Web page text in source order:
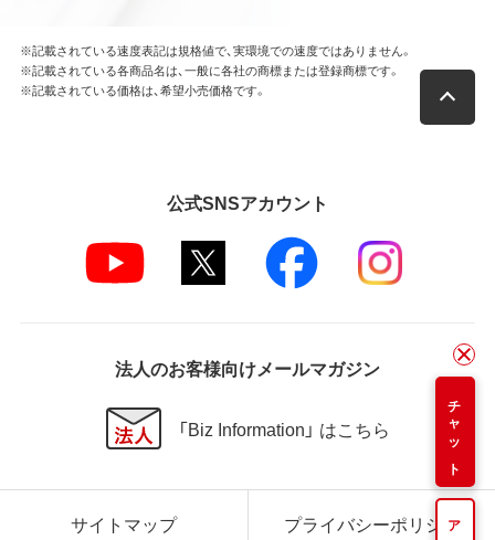
チャット
※記載されている速度表記は規格値で、実環境での速度ではありません。
※記載されている各商品名は、一般に各社の商標または登録商標です。
※記載されている価格は、希望小売価格です。
公式SNSアカウント
法人のお客様向けメールマガジン
「Biz Information」 はこちら
サイトマップ プライバシーポリシー